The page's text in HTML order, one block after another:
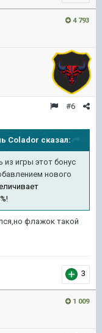
4 793
#6
Colador сказал:
игры этот бонус
нового
флажок такой
3
1 009